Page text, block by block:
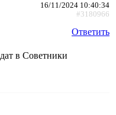
16/11/2024 10:40:34
#3180966
Ответить
в Советники